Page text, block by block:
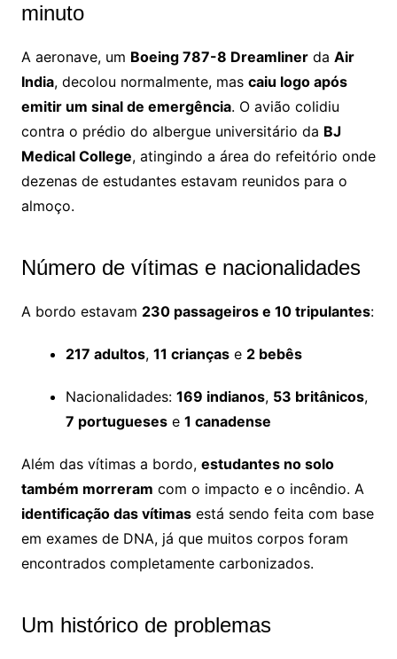
minuto
A aeronave, um Boeing 787-8 Dreamlinerda Air
India, decolou normalmente, mas caiu logo após
emitir um sinal de emergência. O avião colidiu
contra o prédio do albergue universitário da BJ
Medical College, atingindo a área do refeitório onde
dezenas de estudantes estavam reunidos para o
almoço.
Número de vítimas e nacionalidades
A bordo estavam 230 passageiros e 10 tripulantes:
217 adultos, 11 criançase 2 bebês
Nacionalidades: 169 indianos, 53 britânicos,
7 portuguesese 1 canadense
Além das vítimas a bordo, estudantes no solo
também morreram com o impacto e o incêndio. A
identificação das vítimasestá sendo feita com base
em exames de DNA, já que muitos corpos foram
encontrados completamente carbonizados.
Um histórico de problemas